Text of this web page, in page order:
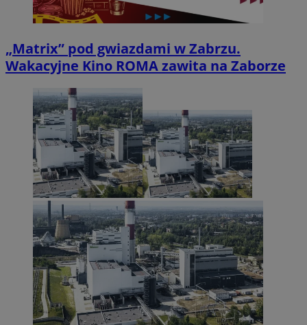
„Matrix” pod gwiazdami w Zabrzu.
Wakacyjne Kino ROMA zawita na Zaborze